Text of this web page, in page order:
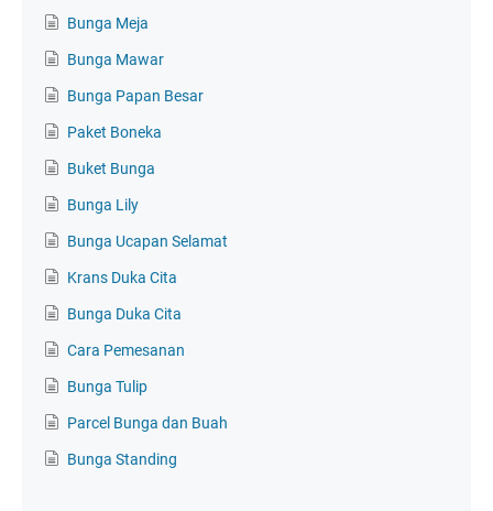
Bunga Meja
Bunga Mawar
Bunga Papan Besar
Paket Boneka
Buket Bunga
Bunga Lily
Bunga Ucapan Selamat
Krans Duka Cita
Bunga Duka Cita
Cara Pemesanan
Bunga Tulip
Parcel Bunga dan Buah
Bunga Standing